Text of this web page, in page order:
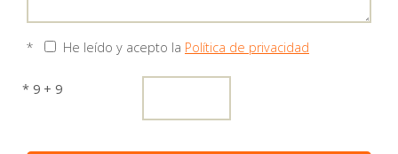
* He leído y acepto la Política de privacidad
* 9 + 9